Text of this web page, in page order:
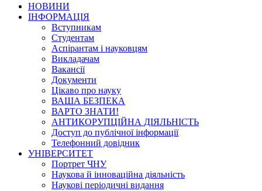
НОВИНИ
ІНФОРМАЦІЯ
Вступникам
Студентам
Аспірантам і науковцям
Викладачам
Вакансії
Документи
Цікаво про науку
ВАША БЕЗПЕКА
ВАРТО ЗНАТИ!
АНТИКОРУПЦІЙНА ДІЯЛЬНІСТЬ
Доступ до публічної інформації
Телефонний довідник
УНІВЕРСИТЕТ
Портрет ЧНУ
Наукова й інноваційна діяльність
Наукові періодичні видання